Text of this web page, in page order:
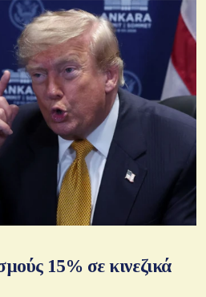
15% σε κινεζικά